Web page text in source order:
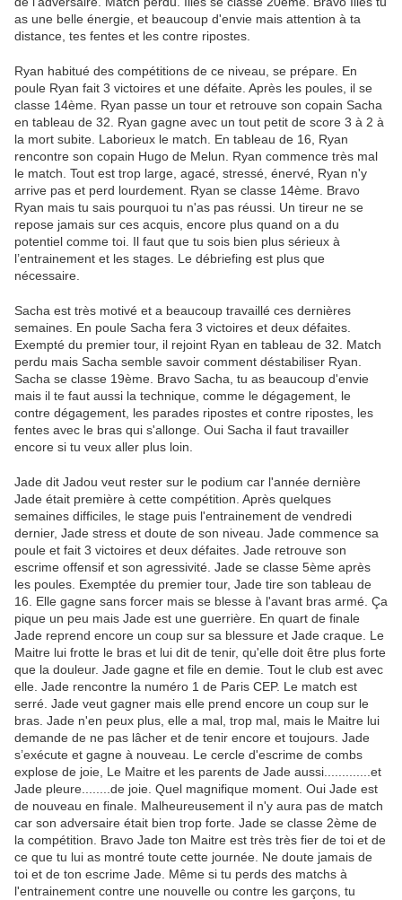
as une belle énergie, et beaucoup d'envie mais attention à ta
distance, tes fentes et les contre ripostes.
Ryan habitué des compétitions de ce niveau, se prépare. En
poule Ryan fait 3 victoires et une défaite. Après les poules, il se
classe 14ème. Ryan passe un tour et retrouve son copain Sacha
en tableau de 32. Ryan gagne avec un tout petit de score 3 à 2 à
la mort subite. Laborieux le match. En tableau de 16, Ryan
rencontre son copain Hugo de Melun. Ryan commence très mal
le match. Tout est trop large, agacé, stressé, énervé, Ryan n'y
arrive pas et perd lourdement. Ryan se classe 14ème. Bravo
Ryan mais tu sais pourquoi tu n'as pas réussi. Un tireur ne se
repose jamais sur ces acquis, encore plus quand on a du
potentiel comme toi. Il faut que tu sois bien plus sérieux à
l’entrainement et les stages. Le débriefing est plus que
nécessaire.
Sacha est très motivé et a beaucoup travaillé ces dernières
semaines. En poule Sacha fera 3 victoires et deux défaites.
Exempté du premier tour, il rejoint Ryan en tableau de 32. Match
perdu mais Sacha semble savoir comment déstabiliser Ryan.
Sacha se classe 19ème. Bravo Sacha, tu as beaucoup d'envie
mais il te faut aussi la technique, comme le dégagement, le
contre dégagement, les parades ripostes et contre ripostes, les
fentes avec le bras qui s'allonge. Oui Sacha il faut travailler
encore si tu veux aller plus loin.
Jade dit Jadou veut rester sur le podium car l'année dernière
Jade était première à cette compétition. Après quelques
semaines difficiles, le stage puis l'entrainement de vendredi
dernier, Jade stress et doute de son niveau. Jade commence sa
poule et fait 3 victoires et deux défaites. Jade retrouve son
escrime offensif et son agressivité. Jade se classe 5ème après
les poules. Exemptée du premier tour, Jade tire son tableau de
16. Elle gagne sans forcer mais se blesse à l'avant bras armé. Ça
pique un peu mais Jade est une guerrière. En quart de finale
Jade reprend encore un coup sur sa blessure et Jade craque. Le
Maitre lui frotte le bras et lui dit de tenir, qu'elle doit être plus forte
que la douleur. Jade gagne et file en demie. Tout le club est avec
elle. Jade rencontre la numéro 1 de Paris CEP. Le match est
serré. Jade veut gagner mais elle prend encore un coup sur le
bras. Jade n'en peux plus, elle a mal, trop mal, mais le Maitre lui
demande de ne pas lâcher et de tenir encore et toujours. Jade
s’exécute et gagne à nouveau. Le cercle d'escrime de combs
explose de joie, Le Maitre et les parents de Jade aussi.............et
Jade pleure........de joie. Quel magnifique moment. Oui Jade est
de nouveau en finale. Malheureusement il n'y aura pas de match
car son adversaire était bien trop forte. Jade se classe 2ème de
la compétition. Bravo Jade ton Maitre est très très fier de toi et de
ce que tu lui as montré toute cette journée. Ne doute jamais de
toi et de ton escrime Jade. Même si tu perds des matchs à
l'entrainement contre une nouvelle ou contre les garçons, tu